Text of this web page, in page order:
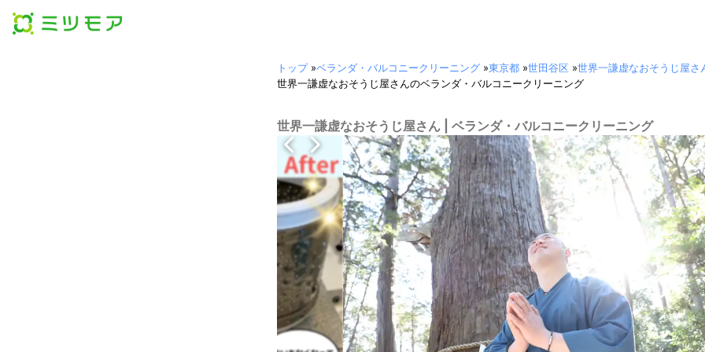
トップ»ベランダ・バルコニークリーニング »東京都 »世田谷区 »世界一謙虚なおそうじ屋さ
世界一謙虚なおそうじ屋さんのベランダ・バルコニークリーニング
世界一謙虚なおそうじ屋さん | ベランダ・バルコニークリーニング